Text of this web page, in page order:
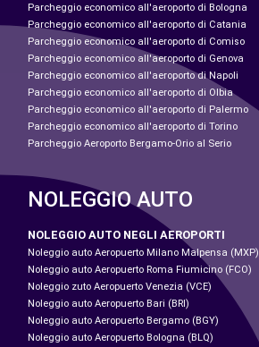
Parcheggio economico all'aeroporto di Bologna
Parcheggio economico all'aeroporto di Catania
Parcheggio economico all'aeroporto di Comiso
Parcheggio economico all'aeroporto di Genova
Parcheggio economico all'aeroporto di Napoli
Parcheggio economico all'aeroporto di Olbia
Parcheggio economico all'aeroporto di Palermo
Parcheggio economico all'aeroporto di Torino
Parcheggio Aeroporto Bergamo-Orio al Serio
NOLEGGIO AUTO
NOLEGGIO AUTO NEGLI AEROPORTI
Noleggio auto Aeropuerto Milano Malpensa (MXP)
Noleggio auto Aeropuerto Roma Fiumicino (FCO)
Noleggio zuto Aeropuerto Venezia (VCE)
Noleggio auto Aeropuerto Bari (BRI)
Noleggio auto Aeropuerto Bergamo (BGY)
Noleggio auto Aeropuerto Bologna (BLQ)